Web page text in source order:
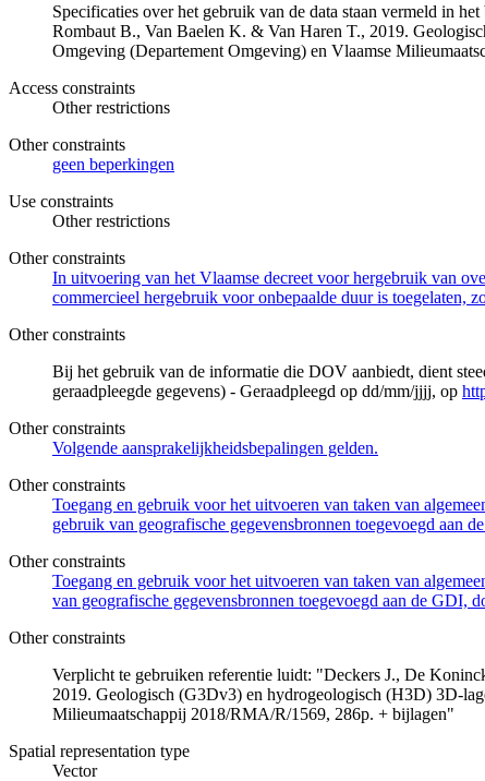
Specificaties over het gebruik van de data staan vermeld in
Rombaut B., Van Baelen K. & Van Haren T., 2019.
Omgeving (Departement Omgeving) en Vlaamse
Access constraints
Other restrictions
Other constraints
geen beperkingen
Use constraints
Other restrictions
Other constraints
In uitvoering van het Vlaamse decreet voor hergebruik van
commercieel hergebruik voor onbepaalde duur is toegelaten,
Other constraints
Bij het gebruik van de informatie die DOV aanbiedt, dient
geraadpleegde gegevens) - Geraadpleegd op dd/mm/jjjj, op
Other constraints
Volgende aansprakelijkheidsbepalingen gelden.
Other constraints
Toegang en gebruik voor het uitvoeren van taken van
gebruik van geografische gegevensbronnen toegevoegd aan
Other constraints
Toegang en gebruik voor het uitvoeren van taken van
van geografische gegevensbronnen toegevoegd aan de GDI,
Other constraints
Verplicht te gebruiken referentie luidt: "Deckers J., De
2019. Geologisch (G3Dv3) en hydrogeologisch (H3D) 3D-
Milieumaatschappij 2018/RMA/R/1569, 286p. + bijlagen"
Spatial representation type
Vector